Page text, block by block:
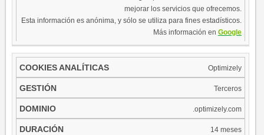
mejorar los servicios que ofrecemos.
Esta información es anónima, y sólo se utiliza para fines estadísticos.
Más información en Google
​Optimizely
Terceros
.optimizely.com
14 meses